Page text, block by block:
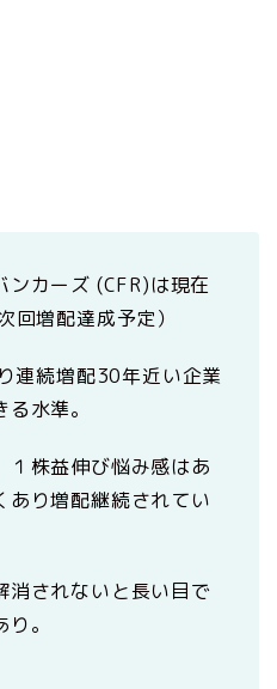
ンカーズ (CFR)は現在
回増配達成予定）
連続増配30年近い企業
水準。
１株益伸び悩み感はあ
あり増配継続されてい
消されないと長い目で
。